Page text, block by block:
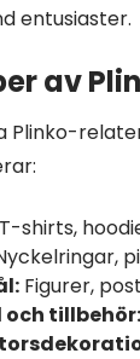
entusiaster.
av
Plinko-
T-shirts,
Figurer,
och